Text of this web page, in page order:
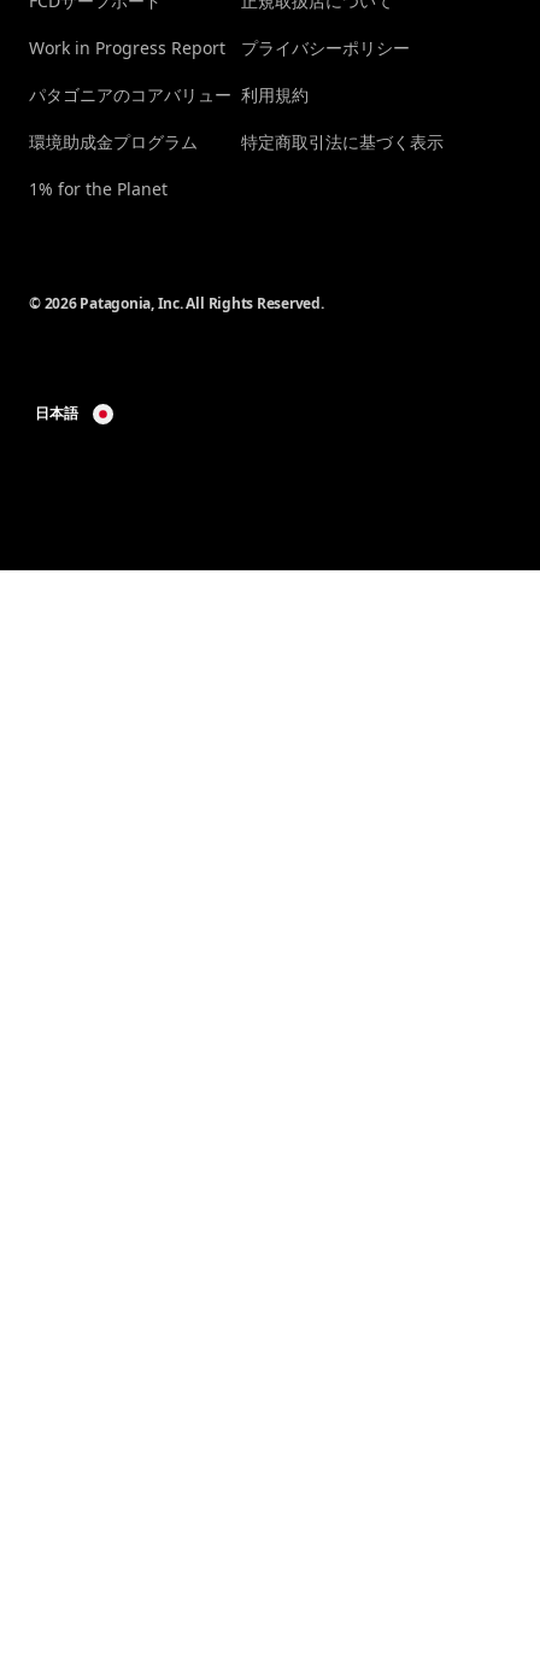
Work in Progress Report
パタゴニアのコアバリュー
環境助成金プログラム
1% for the Planet
プライバシーポリシー
利用規約
特定商取引法に基づく表示
© 2026 Patagonia, Inc. All Rights Reserved.
日本語